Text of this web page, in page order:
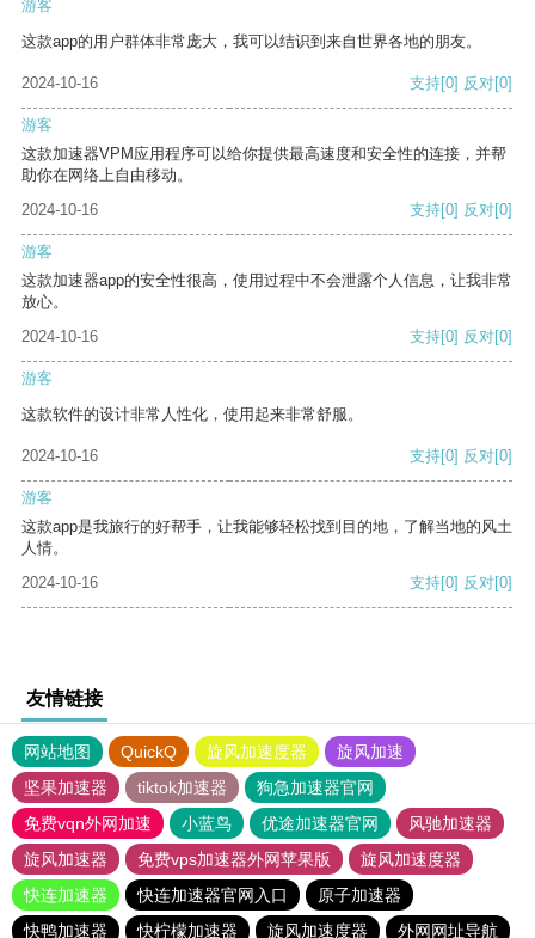
游客
这款app的用户群体非常庞大，我可以结识到来自世界各地的朋友。
2024-10-16 支持[0] 反对[0]
游客
这款加速器VPM应用程序可以给你提供最高速度和安全性的连接，并帮
助你在网络上自由移动。
2024-10-16
支持[0] 反对[0]
游客
这款加速器app的安全性很高，使用过程中不会泄露个人信息，让我非常
放心。
2024-10-16
支持[0] 反对[0]
游客
这款软件的设计非常人性化，使用起来非常舒服。
2024-10-16 支持[0] 反对[0]
游客
这款app是我旅行的好帮手，让我能够轻松找到目的地，了解当地的风土
人情。
2024-10-16
支持[0] 反对[0]
友情链接
网站地图 QuickQ 旋风加速度器
旋风加速
坚果加速器
tiktok加速器
狗急加速器官网
免费vqn外网加速
小蓝鸟 优途加速器官网
风驰加速器
旋风加速器
免费vps加速器外网苹果版
旋风加速度器
快连加速器
快连加速器官网入口
原子加速器
快鸭加速器
快柠檬加速器 旋风加速度器 外网网址导航